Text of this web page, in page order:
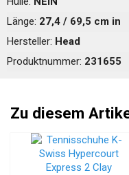
Länge: 27,4 / 69,5 cm in
Hersteller: Head
Produktnummer: 231655
Zu diesem